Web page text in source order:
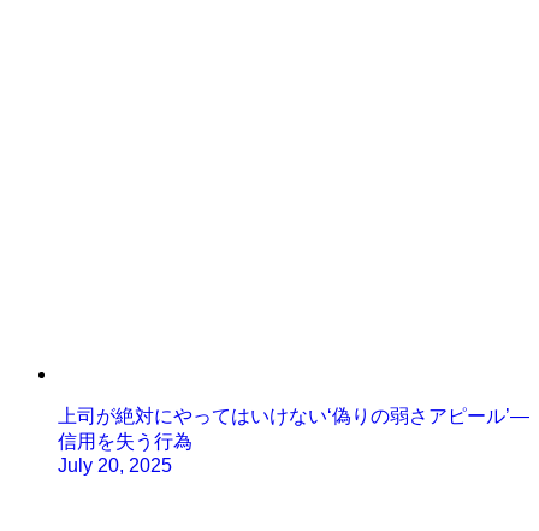
上司が絶対にやってはいけない‘偽りの弱さアピール’—
信用を失う行為
July 20, 2025